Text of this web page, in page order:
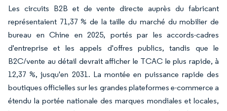
Les circuits B2B et de vente directe auprès du fabricant
représentaient 71,37 % de la taille du marché du mobilier de
bureau en Chine en 2025, portés par les accords-cadres
d'entreprise et les appels d'offres publics, tandis que le
B2C/vente au détail devrait afficher le TCAC le plus rapide, à
12,37 %, jusqu'en 2031. La montée en puissance rapide des
boutiques officielles sur les grandes plateformes e-commerce a
étendu la portée nationale des marques mondiales et locales,